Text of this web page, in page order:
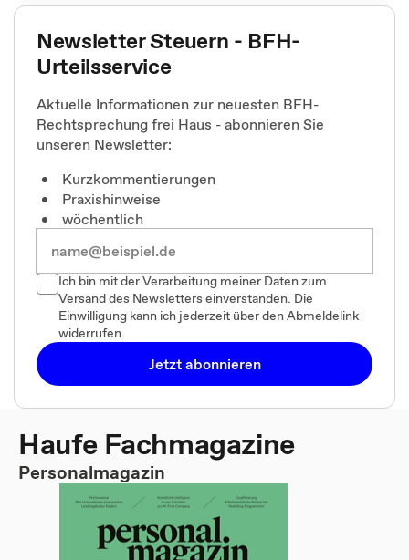
Newsletter Steuern - BFH-
Urteilsservice
Aktuelle Informationen zur neuesten BFH-
Rechtsprechung frei Haus - abonnieren Sie
unseren Newsletter:
Kurzkommentierungen
Praxishinweise
wöchentlich
Ich bin mit der Verarbeitung meiner Daten zum
Versand des Newsletters einverstanden. Die
Einwilligung kann ich jederzeit über den Abmeldelink
widerrufen.
Jetzt abonnieren
Haufe Fachmagazine
Personalmagazin